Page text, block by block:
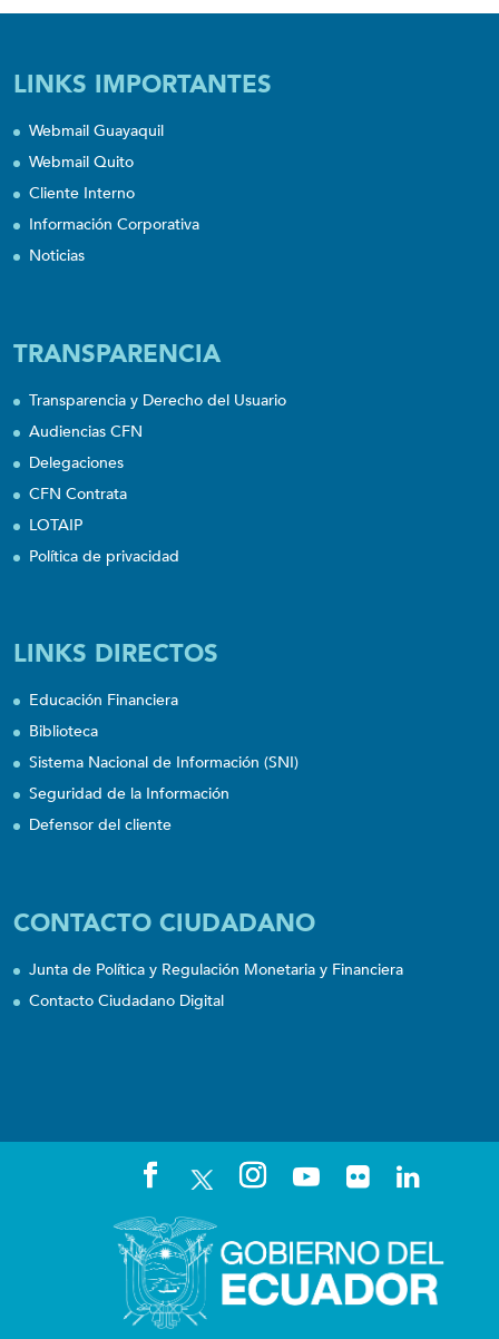
LINKS IMPORTANTES
Webmail Guayaquil
Webmail Quito
Cliente Interno
Información Corporativa
Noticias
TRANSPARENCIA
Transparencia y Derecho del Usuario
Audiencias CFN
Delegaciones
CFN Contrata
LOTAIP
Política de privacidad
LINKS DIRECTOS
Educación Financiera
Biblioteca
Sistema Nacional de Información (SNI)
Seguridad de la Información
Defensor del cliente
CONTACTO CIUDADANO
Junta de Política y Regulación Monetaria y Financiera
Contacto Ciudadano Digital